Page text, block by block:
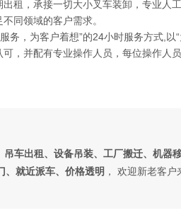
租，承接一切大小叉车装卸，专业人
同领域的客户需求。
务，为客户着想”的24小时服务方式,
，并配有专业操作人员，每位操作人
吊车出租、设备吊装、工厂搬迁、机器
、就近派车、价格透明 ， 欢迎新老客户